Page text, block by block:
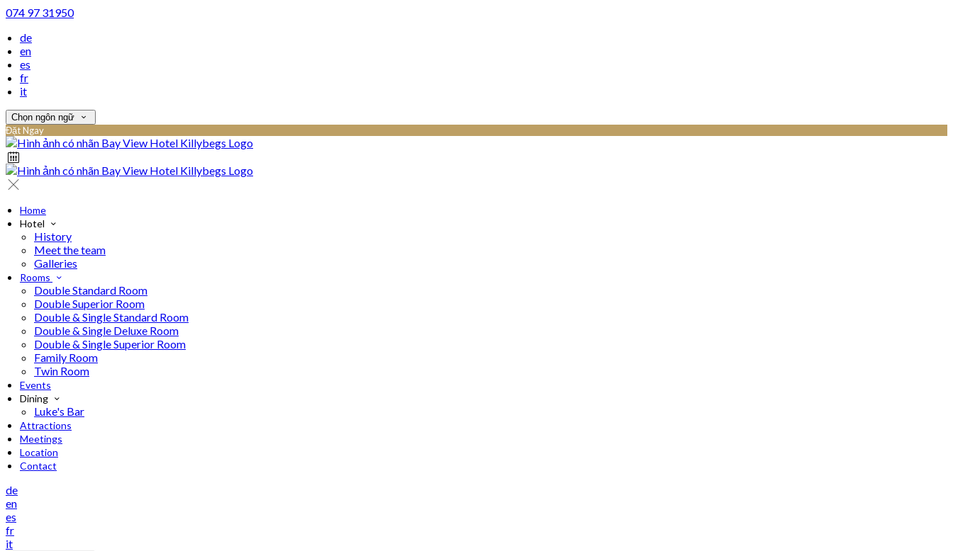
074 97 31950
de
en
es
fr
it
Chọn ngôn ngữ
Đặt Ngay
Home
Hotel
History
Meet the team
Galleries
Rooms
Double Standard Room
Double Superior Room
Double & Single Standard Room
Double & Single Deluxe Room
Double & Single Superior Room
Family Room
Twin Room
Events
Dining
Luke's Bar
Attractions
Meetings
Location
Contact
de
en
es
fr
it